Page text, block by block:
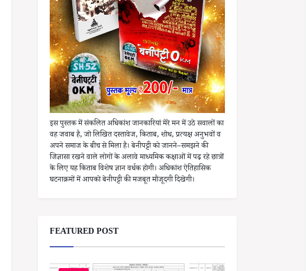
इस पुस्तक में संकलित अधिकांश जानकारियां मेरे मन में उठे सवालों का
वह जवाब है, जो लिखित दस्तावेज, किताब, शोध, प्रत्यक्ष अनुभवों व
अपने समाज के बीच से मिला है। बेनीपट्टी को जानने–समझने की
जिज्ञासा रखने वाले लोगों के अलावे माध्यमिक कक्षाओं में पढ़ रहे छात्रों
के लिए यह किताब विशेष ज्ञान वर्धक होगी। अधिकांश ऐतिहासिक
घटनाक्रमों में आपको बेनीपट्टी की मजबूत मौजूदगी दिखेगी।
FEATURED POST